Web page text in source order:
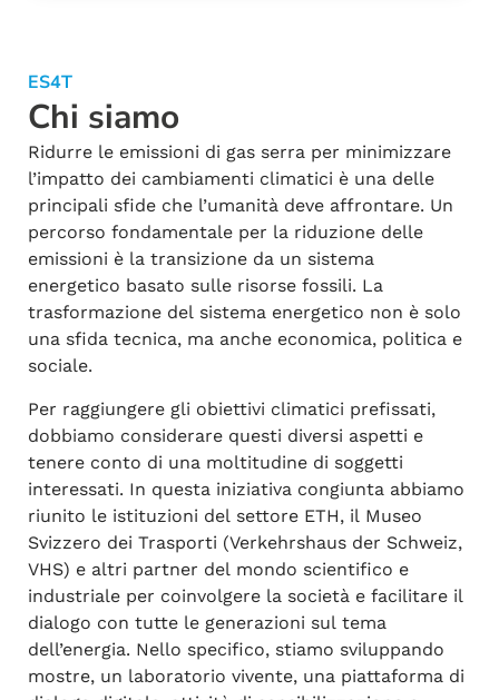
ES4T
Chi siamo
Ridurre le emissioni di gas serra per minimizzare
l’impatto dei cambiamenti climatici è una delle
principali sfide che l’umanità deve affrontare. Un
percorso fondamentale per la riduzione delle
emissioni è la transizione da un sistema
energetico basato sulle risorse fossili. La
trasformazione del sistema energetico non è solo
una sfida tecnica, ma anche economica, politica e
sociale.
Per raggiungere gli obiettivi climatici prefissati,
dobbiamo considerare questi diversi aspetti e
tenere conto di una moltitudine di soggetti
interessati. In questa iniziativa congiunta abbiamo
riunito le istituzioni del settore ETH, il Museo
Svizzero dei Trasporti (Verkehrshaus der Schweiz,
VHS) e altri partner del mondo scientifico e
industriale per coinvolgere la società e facilitare il
dialogo con tutte le generazioni sul tema
dell’energia. Nello specifico, stiamo sviluppando
mostre, un laboratorio vivente, una piattaforma di